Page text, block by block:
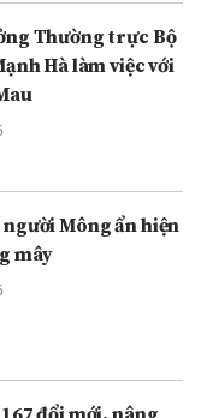
Thường trực Bộ
Hà làm việc với
người Mông ẩn hiện
mây